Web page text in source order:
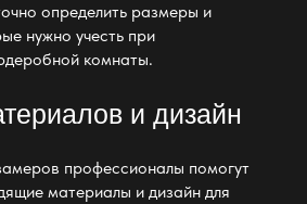
определить размеры и
нужно учесть при
комнаты.
и дизайн
профессионалы помогут
материалы и дизайн для